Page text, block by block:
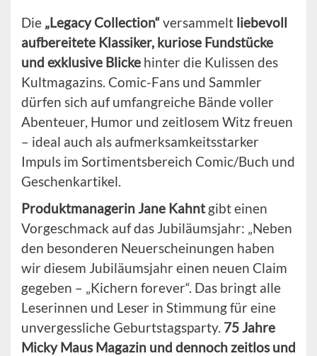
Die „Legacy Collection“versammelt liebevoll
aufbereitete Klassiker, kuriose Fundstücke
und exklusive Blicke hinter die Kulissen des
Kultmagazins. Comic-Fans und Sammler
dürfen sich auf umfangreiche Bände voller
Abenteuer, Humor und zeitlosem Witz freuen
– ideal auch als aufmerksamkeitsstarker
Impuls im Sortimentsbereich Comic/Buch und
Geschenkartikel.
Produktmanagerin Jane Kahntgibt einen
Vorgeschmack auf das Jubiläumsjahr: „Neben
den besonderen Neuerscheinungen haben
wir diesem Jubiläumsjahr einen neuen Claim
gegeben – „Kichern forever“. Das bringt alle
Leserinnen und Leser in Stimmung für eine
unvergessliche Geburtstagsparty. 75 Jahre
Micky Maus Magazin und dennoch zeitlos und